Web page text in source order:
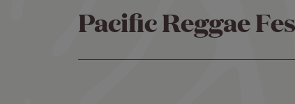
Pacific Reggae